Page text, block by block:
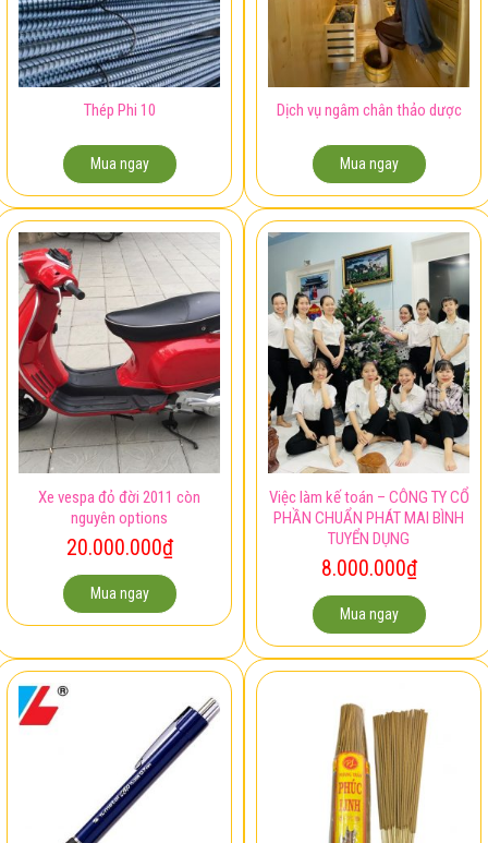
Thép Phi 10
Mua ngay
Dịch vụ ngâm chân thảo dược
Mua ngay
Xe vespa đỏ đời 2011 còn
nguyên options
20.000.000₫
Mua ngay
Việc làm kế toán – CÔNG TY CỔ
PHẦN CHUẨN PHÁT MAI BÌNH
TUYỂN DỤNG
8.000.000₫
Mua ngay